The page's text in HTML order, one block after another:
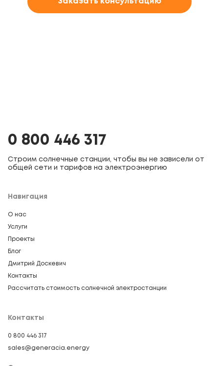
0 800 446 317
Строим солнечные станции, чтобы вы не зависели от
общей сети и тарифов на электроэнергию
Навигация
О нас
Услуги
Проекты
Блог
Дмитрий Доскевич
Контакты
Рассчитать стоимость солнечной электростанции
Контакты
0 800 446 317
sales@generacia.energy